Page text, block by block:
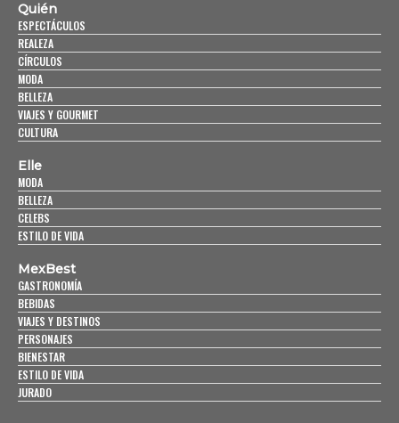
Quién
ESPECTÁCULOS
REALEZA
CÍRCULOS
MODA
BELLEZA
VIAJES Y GOURMET
CULTURA
Elle
MODA
BELLEZA
CELEBS
ESTILO DE VIDA
MexBest
GASTRONOMÍA
BEBIDAS
VIAJES Y DESTINOS
PERSONAJES
BIENESTAR
ESTILO DE VIDA
JURADO